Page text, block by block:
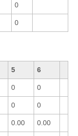
0
0
5 6
0 0
0 0
0.00 0.00